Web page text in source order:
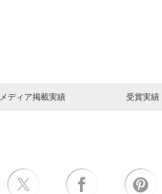
メディア掲載実績 受賞実績